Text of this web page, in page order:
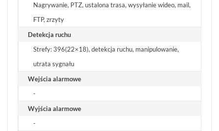
Nagrywanie, PTZ, ustalona trasa, wysyłanie wideo, mail,
FTP, zrzyty
Detekcja ruchu
Strefy: 396(22×18), detekcja ruchu, manipulowanie,
utrata sygnału
Wejścia alarmowe
-
Wyjścia alarmowe
-